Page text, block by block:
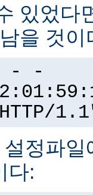
있었다
을 것이
- -
정파
다: